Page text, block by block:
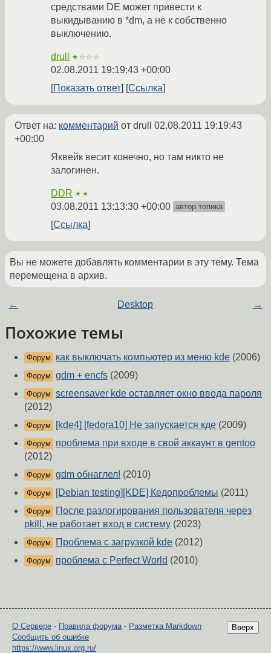
средствами DE может привести к
выкидыванию в *dm, а не к собственно
выключению.
drull ★☆☆☆
02.08.2011 19:19:43 +00:00
Показать ответ
Ссылка
Ответ на: комментарий от drull 02.08.2011 19:19:43
+00:00
Яквейк весит конечно, но там никто не
залогинен.
DDR ★★
03.08.2011 13:13:30 +00:00 автор топика
Ссылка
Вы не можете добавлять комментарии в эту тему. Тема
перемещена в архив.
← Desktop →
Похожие темы
Форум как выключать компьютер из меню kde (2006)
Форум gdm + encfs (2009)
Форум screensaver kde оставляет окно ввода пароля
(2012)
Форум [kde4] [fedora10] Не запускается кде (2009)
Форум
проблема при входе в свой аккаунт в gentoo
(2012)
Форум gdm обнаглел! (2010)
Форум [Debian testing][KDE] Кедопроблемы (2011)
Форум
После разлогирования пользователя через
pkill, не работает вход в систему (2023)
Форум Проблема с загрузкой kde (2012)
Форум проблема с Perfect World (2010)
Вверх
О Сервере - Правила форума- Разметка Markdown
Сообщить об ошибке
https://www.linux.org.ru/